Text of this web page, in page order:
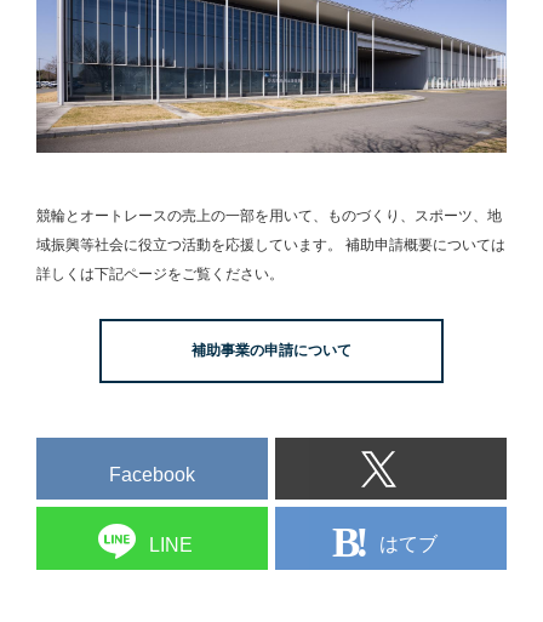
競輪とオートレースの売上の一部を用いて、
ものづくり、スポーツ、地
域振興等社会に役立つ活動を応援しています。
補助申請概要については
詳しくは下記ページをご覧ください。
補助事業の申請について
Facebook
LINE はてブ